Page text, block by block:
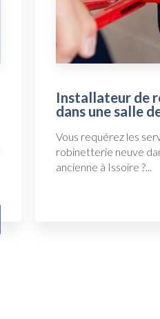
Installateur de
dans une salle
Vous requérez les
robinetterie neuve
ancienne à Issoire ?...